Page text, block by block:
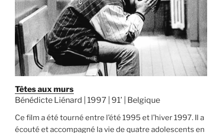
Têtes aux murs
Bénédicte Liénard | 1997 | 91’ | Belgique
Ce film a été tourné entre l’été 1995 et l’hiver 1997. Il a
écouté et accompagné la vie de quatre adolescents en